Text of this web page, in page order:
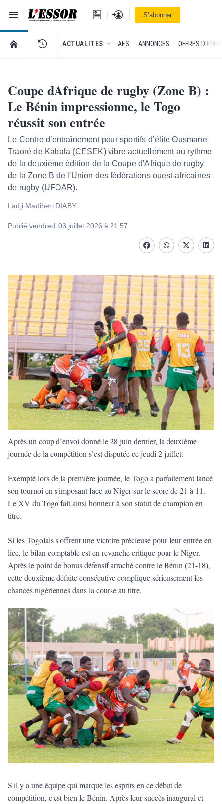
Navigation
L'Essor - retour à la une
Se connecterS’abonner
RETOUR À LA PAGE D’ACCUEIL DE L'ESSOR
ACTUALITES AES ANNONCES OFFRES
Coupe dAfrique de rugby (Zone B) :
Le Bénin impressionne, le Togo
réussit son entrée
Le Centre d’entraînement pour sportifs d’élite Ousmane
Traoré de Kabala (CESEK) vibre actuellement au rythme
de la deuxième édition de la Coupe d'Afrique de rugby
de la Zone B de l'Union des fédérations ouest-africaines
de rugby (UFOAR).
Ladji Madiheri DIABY
Publié vendredi 03 juillet 2026 à 21:57
FacebookwhatsappTwitter
Après un coup d’envoi donné le 28 juin dernier, la deuxième
journée de la compétition s’est disputée ce jeudi 2 juillet.
Exempté lors de la première journée, le Togo a parfaitement lancé
son tournoi en s'imposant face au Niger sur le score de 21 à 11.
Le XV du Togo fait ainsi honneur à son statut de champion en
titre.
Si les Togolais s'offrent une victoire précieuse pour leur entrée en
lice, le bilan comptable est en revanche critique pour le Niger.
Après le point de bonus défensif arraché contre le Bénin (21-18),
cette deuxième défaite consécutive complique sérieusement les
chances nigériennes dans la course au titre.
S'il y a une équipe qui marque les esprits en ce début de
compétition, c'est bien le Bénin. Après leur succès inaugural et